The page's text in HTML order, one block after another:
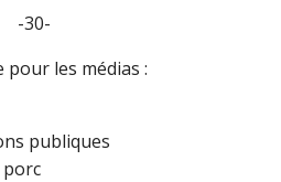
-30-
les médias :
publiques
porc